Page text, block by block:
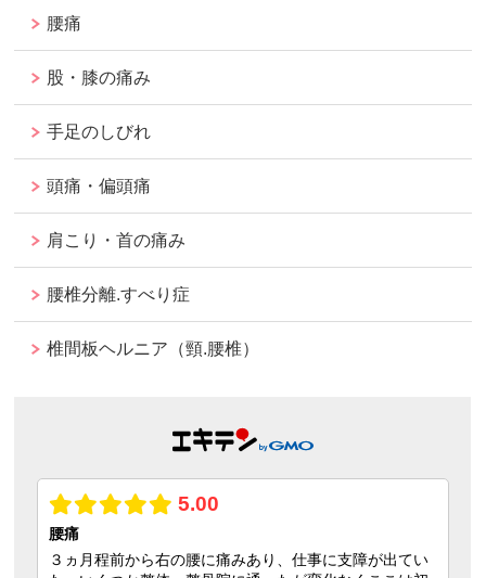
腰痛
股・膝の痛み
手足のしびれ
頭痛・偏頭痛
肩こり・首の痛み
腰椎分離.すべり症
椎間板ヘルニア（頸.腰椎）